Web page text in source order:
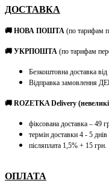
ДОСТАВКА
🚚 НОВА ПОШТА (по тарифам
🚚 УКРПОШТА (по тарифам
Безкоштовна доставка
Відправка замовлення
🚚 ROZETKA Delivery
фіксована доставка – 49
термін доставки 4 - 5 днів
післяплата 1,5% + 15 грн.
ОПЛАТА